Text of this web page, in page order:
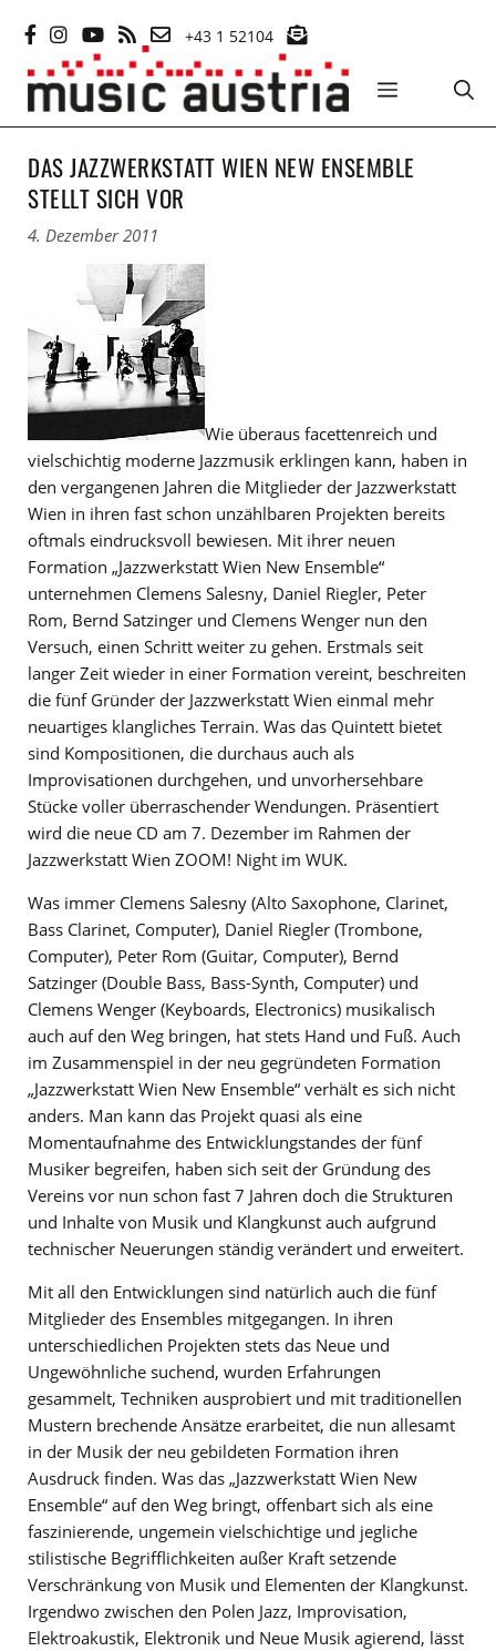
Inhalt
springen
+43 1 52104
MENÜ
DAS JAZZWERKSTATT WIEN NEW ENSEMBLE
STELLT SICH VOR
4. Dezember 2011
Wie überaus facettenreich und
vielschichtig moderne Jazzmusik erklingen kann, haben in
den vergangenen Jahren die Mitglieder der Jazzwerkstatt
Wien in ihren fast schon unzählbaren Projekten bereits
oftmals eindrucksvoll bewiesen. Mit ihrer neuen
Formation „Jazzwerkstatt Wien New Ensemble“
unternehmen Clemens Salesny, Daniel Riegler, Peter
Rom, Bernd Satzinger und Clemens Wenger nun den
Versuch, einen Schritt weiter zu gehen. Erstmals seit
langer Zeit wieder in einer Formation vereint, beschreiten
die fünf Gründer der Jazzwerkstatt Wien einmal mehr
neuartiges klangliches Terrain. Was das Quintett bietet
sind Kompositionen, die durchaus auch als
Improvisationen durchgehen, und unvorhersehbare
Stücke voller überraschender Wendungen. Präsentiert
wird die neue CD am 7. Dezember im Rahmen der
Jazzwerkstatt Wien ZOOM! Night im WUK.
Was immer Clemens Salesny (Alto Saxophone, Clarinet,
Bass Clarinet, Computer), Daniel Riegler (Trombone,
Computer), Peter Rom (Guitar, Computer), Bernd
Satzinger (Double Bass, Bass-Synth, Computer) und
Clemens Wenger (Keyboards, Electronics) musikalisch
auch auf den Weg bringen, hat stets Hand und Fuß. Auch
im Zusammenspiel in der neu gegründeten Formation
„Jazzwerkstatt Wien New Ensemble“ verhält es sich nicht
anders. Man kann das Projekt quasi als eine
Momentaufnahme des Entwicklungstandes der fünf
Musiker begreifen, haben sich seit der Gründung des
Vereins vor nun schon fast 7 Jahren doch die Strukturen
und Inhalte von Musik und Klangkunst auch aufgrund
technischer Neuerungen ständig verändert und erweitert.
Mit all den Entwicklungen sind natürlich auch die fünf
Mitglieder des Ensembles mitgegangen. In ihren
unterschiedlichen Projekten stets das Neue und
Ungewöhnliche suchend, wurden Erfahrungen
gesammelt, Techniken ausprobiert und mit traditionellen
Mustern brechende Ansätze erarbeitet, die nun allesamt
in der Musik der neu gebildeten Formation ihren
Ausdruck finden. Was das „Jazzwerkstatt Wien New
Ensemble“ auf den Weg bringt, offenbart sich als eine
faszinierende, ungemein vielschichtige und jegliche
stilistische Begrifflichkeiten außer Kraft setzende
Verschränkung von Musik und Elementen der Klangkunst.
Irgendwo zwischen den Polen Jazz, Improvisation,
Elektroakustik, Elektronik und Neue Musik agierend, lässt